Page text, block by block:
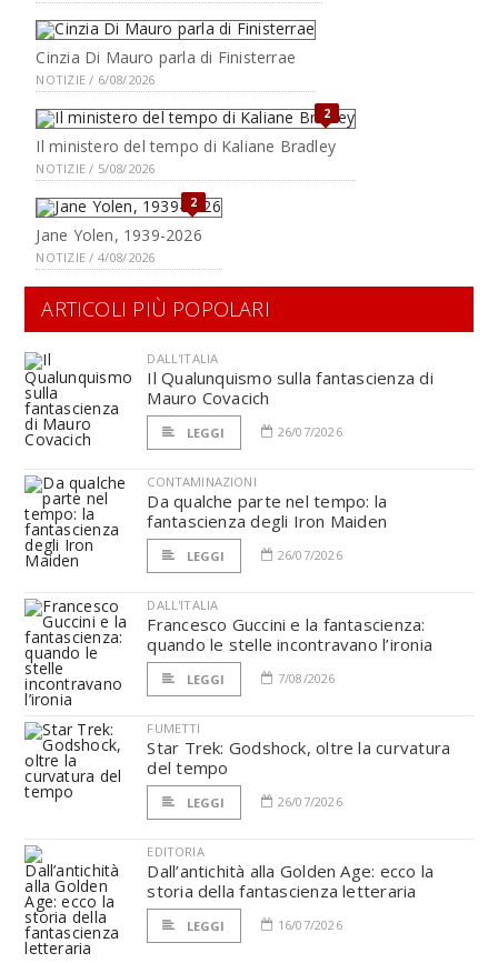
Cinzia Di Mauro parla di Finisterrae
NOTIZIE / 6/08/2026
2
Il ministero del tempo di Kaliane Bradley
NOTIZIE / 5/08/2026
2
Jane Yolen, 1939-2026
NOTIZIE / 4/08/2026
ARTICOLI PIÙ POPOLARI
DALL'ITALIA
Il Qualunquismo sulla fantascienza di
Mauro Covacich
LEGGI 26/07/2026
CONTAMINAZIONI
Da qualche parte nel tempo: la
fantascienza degli Iron Maiden
LEGGI 26/07/2026
DALL'ITALIA
Francesco Guccini e la fantascienza:
quando le stelle incontravano l’ironia
LEGGI 7/08/2026
FUMETTI
Star Trek: Godshock, oltre la curvatura
del tempo
LEGGI 26/07/2026
EDITORIA
Dall’antichità alla Golden Age: ecco la
storia della fantascienza letteraria
LEGGI 16/07/2026